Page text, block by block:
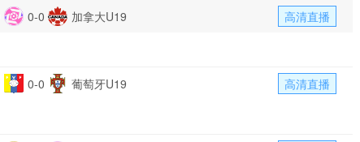
0-0 加拿大U19 高清直播
0-0 葡萄牙U19 高清直播